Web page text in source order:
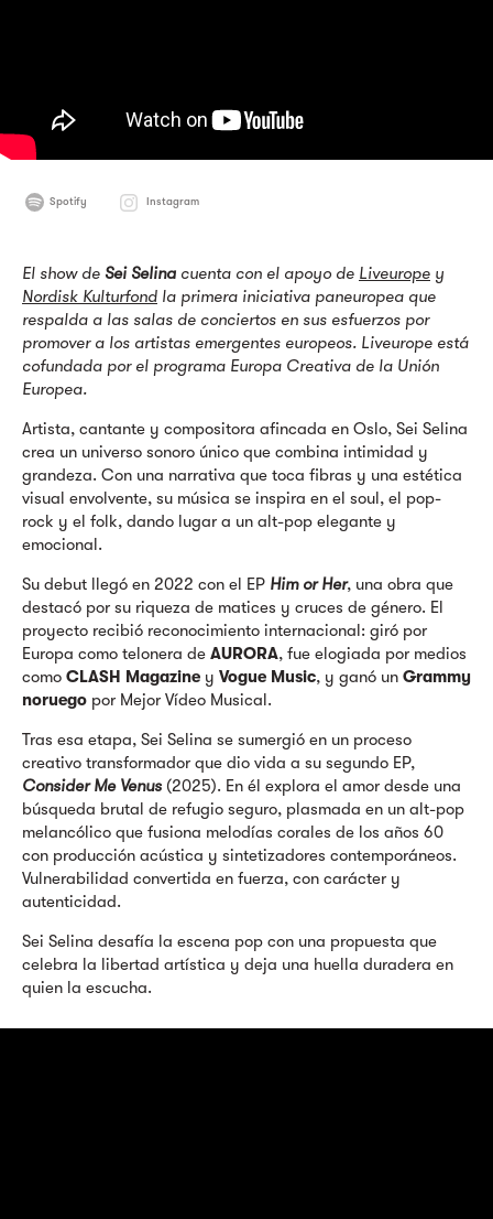
Spotify Instagram
El show de Sei Selina cuenta con el apoyo de Liveurope y
Nordisk Kulturfond la primera iniciativa paneuropea que
respalda a las salas de conciertos en sus esfuerzos por
promover a los artistas emergentes europeos. Liveurope está
cofundada por el programa Europa Creativa de la Unión
Europea.
Artista, cantante y compositora afincada en Oslo, Sei Selina
crea un universo sonoro único que combina intimidad y
grandeza. Con una narrativa que toca fibras y una estética
visual envolvente, su música se inspira en el soul, el pop-
rock y el folk, dando lugar a un alt-pop elegante y
emocional.
Su debut llegó en 2022 con el EP Him or Her, una obra que
destacó por su riqueza de matices y cruces de género. El
proyecto recibió reconocimiento internacional: giró por
Europa como telonera de AURORA, fue elogiada por medios
como CLASH Magazine y Vogue Music, y ganó un Grammy
noruego por Mejor Vídeo Musical.
Tras esa etapa, Sei Selina se sumergió en un proceso
creativo transformador que dio vida a su segundo EP,
Consider Me Venus (2025). En él explora el amor desde una
búsqueda brutal de refugio seguro, plasmada en un alt-pop
melancólico que fusiona melodías corales de los años 60
con producción acústica y sintetizadores contemporáneos.
Vulnerabilidad convertida en fuerza, con carácter y
autenticidad.
Sei Selina desafía la escena pop con una propuesta que
celebra la libertad artística y deja una huella duradera en
quien la escucha.